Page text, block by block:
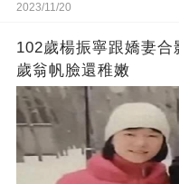
2023/11/20
102歲楊振寧跟嬌妻
歲翁帆臉還稚嫩